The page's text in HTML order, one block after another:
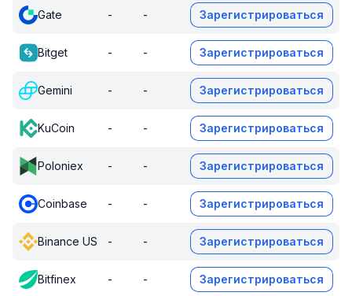
Gate - - Зарегистрироваться
Bitget - - Зарегистрироваться
Gemini - - Зарегистрироваться
KuCoin - - Зарегистрироваться
Poloniex - - Зарегистрироваться
Coinbase - - Зарегистрироваться
Binance US - - Зарегистрироваться
Bitfinex - - Зарегистрироваться